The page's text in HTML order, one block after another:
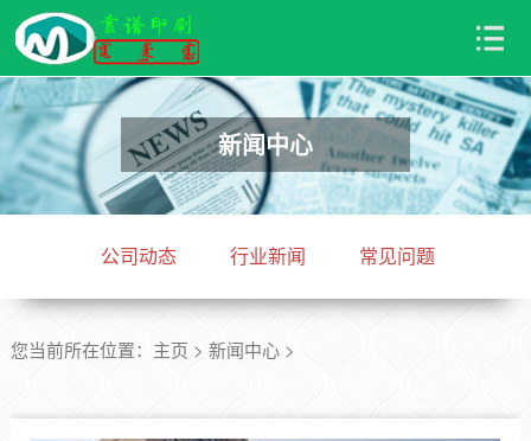
新闻中心
公司动态 行业新闻 常见问题
您当前所在位置： 主页 > 新闻中心>